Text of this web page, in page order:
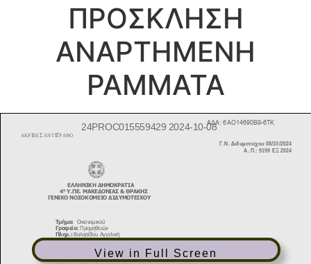
ΠΡΟΣΚΛΗΣΗ
ΑΝΑΡΤΗΜΕΝΗ
ΡΑΜΜΑΤΑ
View in Full Screen